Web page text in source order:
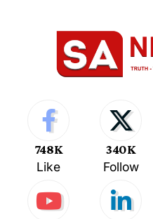
748K
Like
340K
Follow